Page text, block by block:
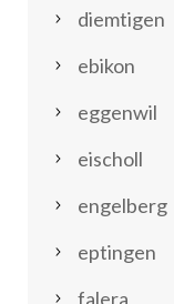
diemtigen
ebikon
eggenwil
eischoll
engelberg
eptingen
falera